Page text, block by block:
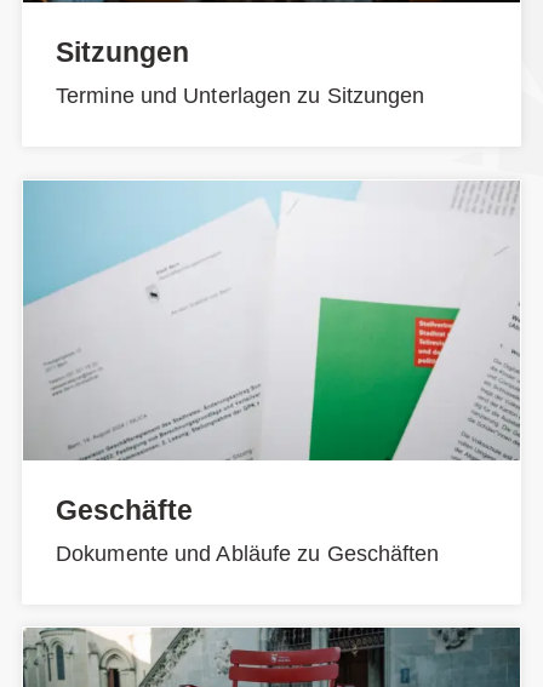
Sitzungen
Termine und Unterlagen zu Sitzungen
Geschäfte
Dokumente und Abläufe zu Geschäften